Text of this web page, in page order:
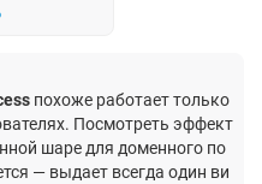
похоже работает только
Посмотреть эффект
шаре для доменного по
— выдает всегда один ви